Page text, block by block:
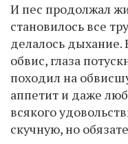
И пес продолжал
становилось все
делалось
обвис, глаза
походил на
аппетит и даже
всякого
скучную, но